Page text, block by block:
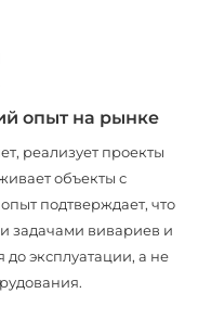
опыт на рынке
реализует проекты
объекты с
подтверждает, что
задачами вивариев и
эксплуатации, а не